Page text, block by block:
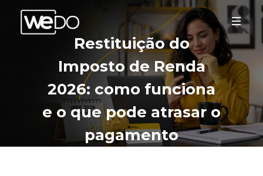
Restituição do
Imposto de Renda
2026: como funciona
e o que pode atrasar o
pagamento